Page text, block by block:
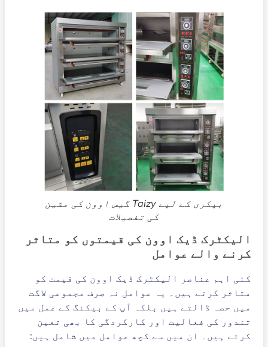
بیکری کے لیے Taizy گیس اوون کی مشین
کی تفصیلات
الیکٹرک ڈیک اوون کی قیمتوں کو متاثر
کرنے والے عوامل
کئی اہم عناصر الیکٹرک ڈیک اوون کی قیمت کو
متاثر کرتے ہیں۔ یہ عوامل نہ صرف مجموعی لاگت
میں حصہ ڈالتے ہیں بلکہ آپ کے بیکنگ کے عمل میں
تندور کی فعالیت اور کارکردگی کا بھی تعین
کرتے ہیں۔ ان میں سے کچھ عوامل میں شامل ہیں: